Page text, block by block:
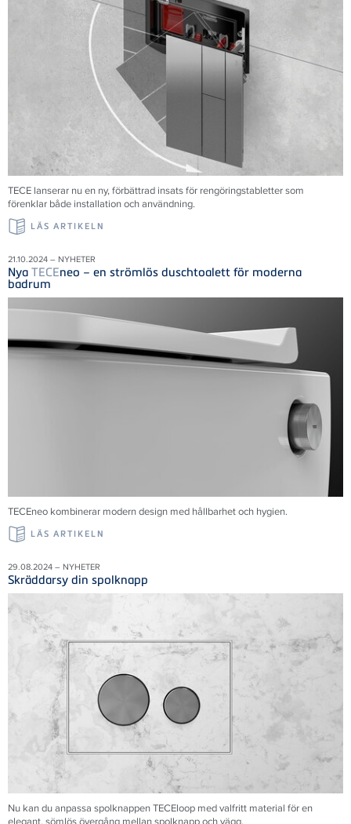
TECE lanserar nu en ny, förbättrad insats för rengöringstabletter som
förenklar både installation och användning.
LÄS ARTIKELN
21.10.2024 – NYHETER
Nya TECEneo – en strömlös duschtoalett för moderna
badrum
TECEneo kombinerar modern design med hållbarhet och hygien.
LÄS ARTIKELN
29.08.2024 – NYHETER
Skräddarsy din spolknapp
Nu kan du anpassa spolknappen TECEloop med valfritt material för en